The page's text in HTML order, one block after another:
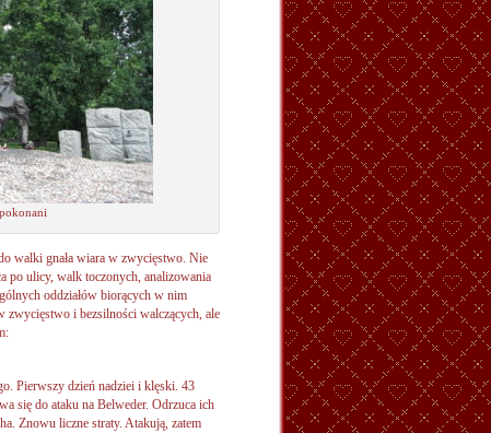
walki gnała wiara w zwycięstwo. Nie
po ulicy, walk toczonych, analizowania
oddziałów biorących w nim
zwycięstwo i bezsilności walczących, ale
Pierwszy dzień nadziei i klęski. 43
się do ataku na Belweder. Odrzuca ich
Znowu liczne straty. Atakują, zatem